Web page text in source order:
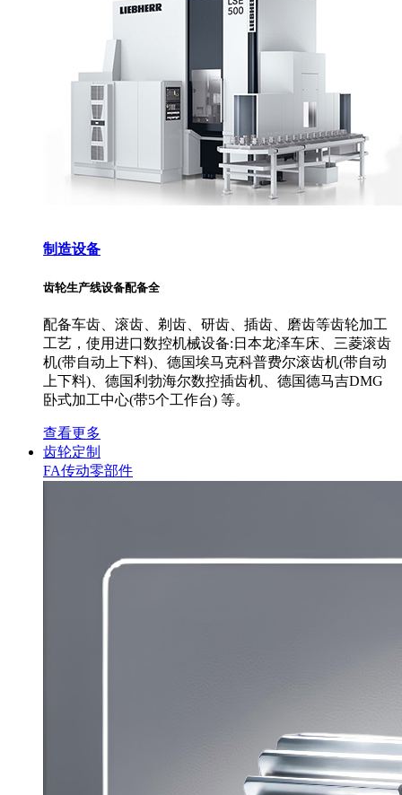
制造设备
齿轮生产线设备配备全
配备车齿、滚齿、剃齿、研齿、插齿、磨齿等齿轮加工
工艺，使用进口数控机械设备:日本龙泽车床、三菱滚齿
机(带自动上下料)、德国埃马克科普费尔滚齿机(带自动
上下料)、德国利勃海尔数控插齿机、德国德马吉DMG
卧式加工中心(带5个工作台) 等。
查看更多
齿轮定制
FA传动零部件